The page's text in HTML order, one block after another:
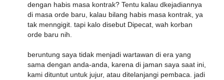
dengan habis masa kontrak? Tentu kalau dkejadiannya
di masa orde baru, kalau bilang habis masa kontrak, ya
tak menngigit. tapi kalo disebut Dipecat, wah korban
orde baru nih.
beruntung saya tidak menjadi wartawan di era yang
sama dengan anda-anda, karena di jaman saya saat ini,
kami dituntut untuk jujur, atau ditelanjangi pembaca. jadi